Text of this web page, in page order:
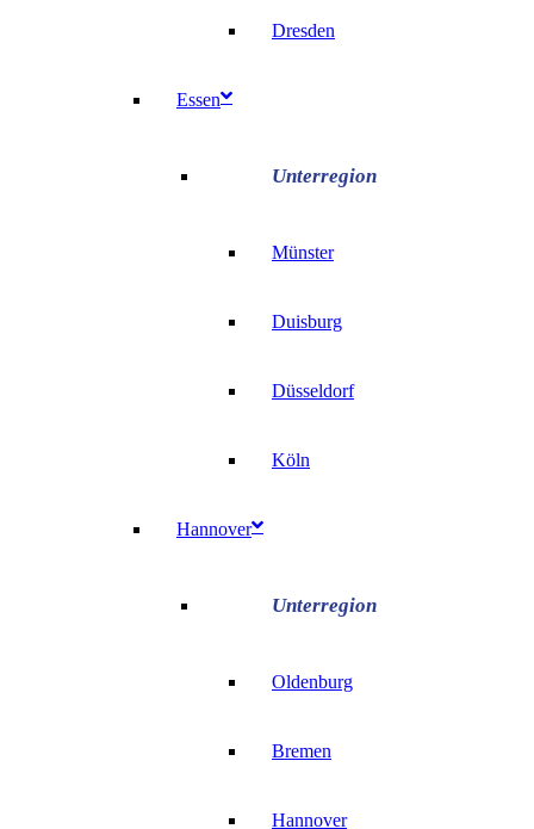
Dresden
Essen
Münster
Duisburg
Düsseldorf
Köln
Hannover
Oldenburg
Bremen
Hannover